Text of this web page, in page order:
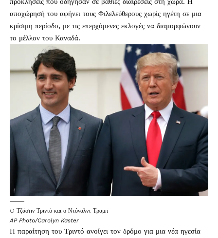
αποχώρησή του αφήνει τους Φιλελεύθερους χωρίς ηγέτη σε μια
κρίσιμη περίοδο, με τις επερχόμενες εκλογές να διαμορφώνουν
το μέλλον του Καναδά.
O Τζάστιν Τριντό και ο Ντόναλντ Τραμπ
AP Photo/Carolyn Kaster
Η παραίτηση του Τριντό ανοίγει τον δρόμο για μια νέα ηγεσία